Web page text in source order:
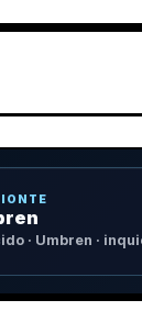
· Umbren ·